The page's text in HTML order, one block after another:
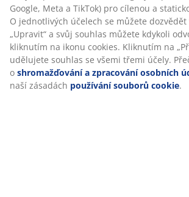
Google, Meta a TikTok) pro cílenou a
O jednotlivých účelech se můžete dozvědět
„Upravit“ a svůj souhlas můžete kdykoli
kliknutím na ikonu cookies. Kliknutím na
udělujete souhlas se všemi třemi účely.
o shromažďování a zpracování osobních
naší zásadách používání souborů cookie.